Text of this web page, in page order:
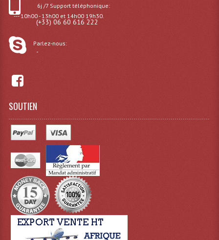
Lampes Halogenes Divers
Lumières Noire
Panneaux, Piste Danse À Leds
Petit Effets Lumineux
Projecteur De Gobo
Projecteur Extérieur Multifaisceaux
6j /7 Support téléphonique:
--- 10h00 - 13h00 et 14h00 19h30.
(+33) 06 60 616 222
Parlez-nous:
-
SOUTIEN